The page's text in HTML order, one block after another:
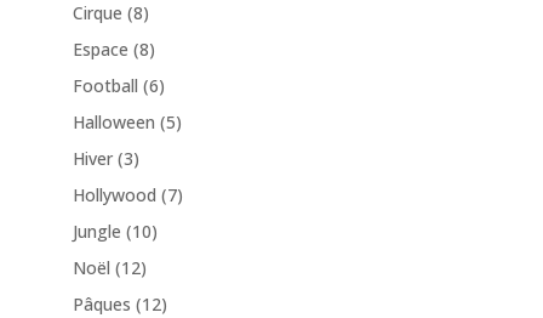
Cirque (8)
Espace (8)
Football (6)
Halloween (5)
Hiver (3)
Hollywood (7)
Jungle (10)
Noël (12)
Pâques (12)